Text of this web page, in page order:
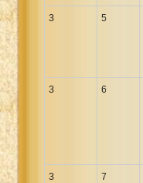
3 5
3 6
3 7